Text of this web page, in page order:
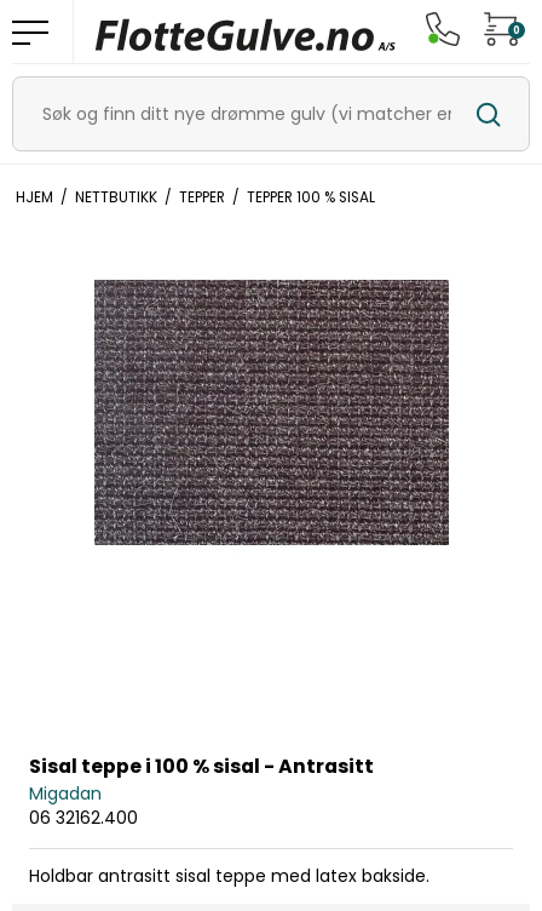
0
HJEM / NETTBUTIKK / TEPPER / TEPPER 100 % SISAL
Sisal teppe i 100 % sisal - Antrasitt
Migadan
06 32162.400
Holdbar antrasitt sisal teppe med latex bakside.